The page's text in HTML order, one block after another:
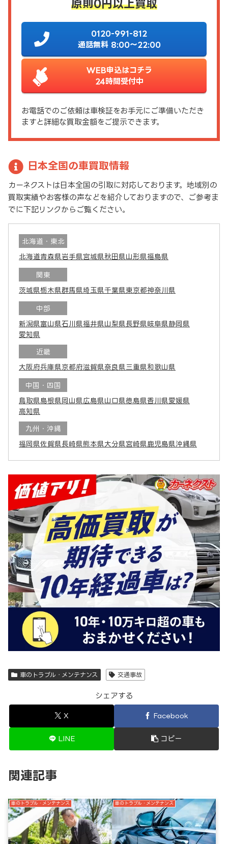
原則0円以上買取
0120-991-812
通話無料 8:00～22:00
WEB申込はコチラ
24時間受付中
お電話でのご依頼は車検証をお手元にご準備いただき
ますと詳細な買取金額をご提示できます。
日本全国の車買取情報
カーネクストは日本全国の引取に対応しております。地域別の
買取実績やお客様の声などを紹介しておりますので、ご参考ま
でに下記リンクからご覧ください。
北海道・東北
北海道青森県岩手県宮城県秋田県山形県福島県
関東
茨城県栃木県群馬県埼玉県千葉県東京都神奈川県
中部
新潟県富山県石川県福井県山梨県長野県岐阜県静岡県
愛知県
近畿
大阪府兵庫県京都府滋賀県奈良県 三重県和歌山県
中国・四国
鳥取県島根県 岡山県広島県山口県徳島県香川県愛媛県
高知県
九州・沖縄
福岡県佐賀県長崎県熊本県大分県宮崎県鹿児島県沖縄県
車のトラブル・メンテナンス 交通事故
シェアする
X Facebook
LINE コピー
関連記事
車のトラブル・メンテナンス 車のトラブル・メンテナンス